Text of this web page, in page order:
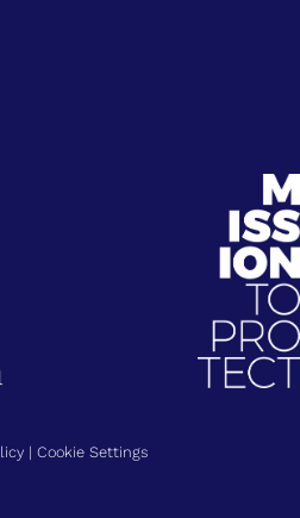
| Cookie Settings